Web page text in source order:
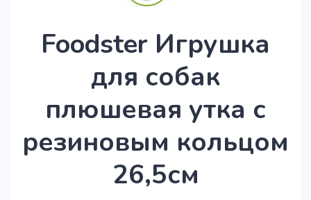
Foodster Игрушка
для собак
плюшевая утка с
резиновым кольцом
26,5см